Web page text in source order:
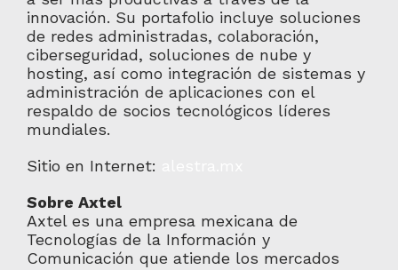
innovación. Su portafolio incluye soluciones
de redes administradas, colaboración,
ciberseguridad, soluciones de nube y
hosting, así como integración de sistemas y
administración de aplicaciones con el
respaldo de socios tecnológicos líderes
mundiales.
Sitio en Internet:
Sobre Axtel
Axtel es una empresa mexicana de
Tecnologías de la Información y
Comunicación que atiende los mercados